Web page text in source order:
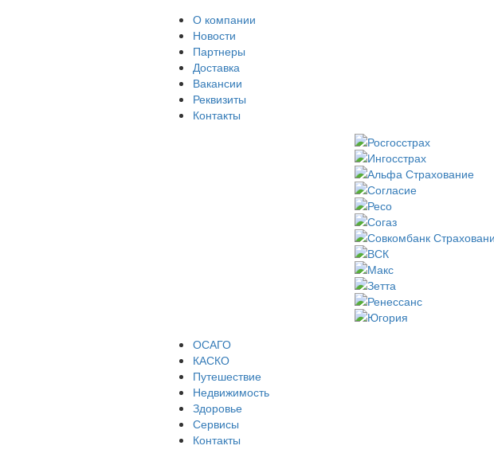
О компании
Новости
Партнеры
Доставка
Вакансии
Реквизиты
Контакты
ОСАГО
КАСКО
Путешествие
Недвижимость
Здоровье
Сервисы
Контакты